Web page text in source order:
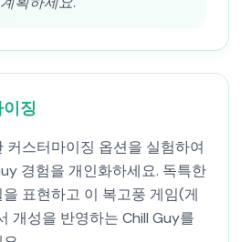
징
커스터마이징 옵션을 실험하여
경험을 개인화하세요. 독특한
표현하고 이 복고풍 게임(게
개성을 반영하는 Chill Guy를